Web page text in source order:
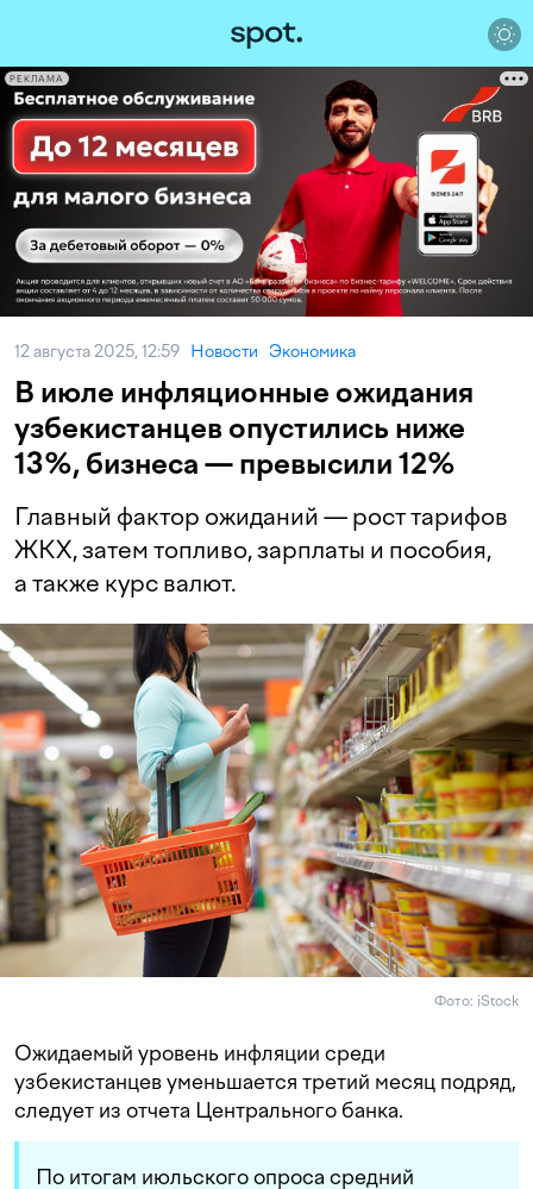
РЕКЛАМА
12 августа 2025, 12:59 Новости Экономика
В июле инфляционные ожидания
узбекистанцев опустились ниже
13%, бизнеса — превысили 12%
Главный фактор ожиданий — рост тарифов
ЖКХ, затем топливо, зарплаты и пособия,
а также курс валют.
Фото: iStock
Ожидаемый уровень инфляции среди
узбекистанцев уменьшается третий месяц подряд,
следует из отчета Центрального банка.
По итогам июльского опроса средний